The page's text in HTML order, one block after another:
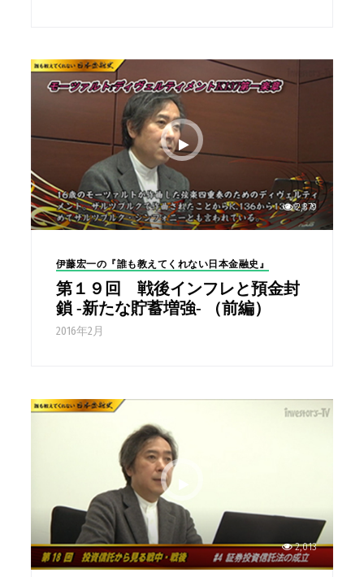
2,379
伊藤宏一の『誰も教えてくれない日本金融史』
第１９回 戦後インフレと預金封
鎖 -新たな貯蓄増強- （前編）
2016年2月
2,013